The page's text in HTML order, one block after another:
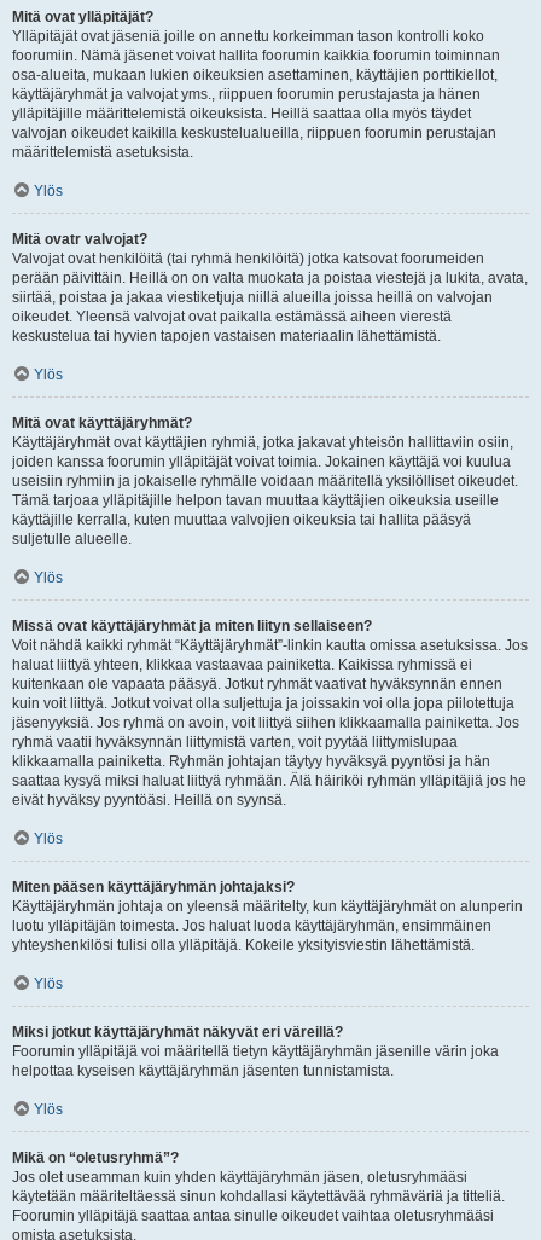
Mitä ovat ylläpitäjät?
Ylläpitäjät ovat jäseniä joille on annettu korkeimman tason kontrolli koko
foorumiin. Nämä jäsenet voivat hallita foorumin kaikkia foorumin toiminnan
osa-alueita, mukaan lukien oikeuksien asettaminen, käyttäjien porttikiellot,
käyttäjäryhmät ja valvojat yms., riippuen foorumin perustajasta ja hänen
ylläpitäjille määrittelemistä oikeuksista. Heillä saattaa olla myös täydet
valvojan oikeudet kaikilla keskustelualueilla, riippuen foorumin perustajan
määrittelemistä asetuksista.
Ylös
Mitä ovatr valvojat?
Valvojat ovat henkilöitä (tai ryhmä henkilöitä) jotka katsovat foorumeiden
perään päivittäin. Heillä on on valta muokata ja poistaa viestejä ja lukita, avata,
siirtää, poistaa ja jakaa viestiketjuja niillä alueilla joissa heillä on valvojan
oikeudet. Yleensä valvojat ovat paikalla estämässä aiheen vierestä
keskustelua tai hyvien tapojen vastaisen materiaalin lähettämistä.
Ylös
Mitä ovat käyttäjäryhmät?
Käyttäjäryhmät ovat käyttäjien ryhmiä, jotka jakavat yhteisön hallittaviin osiin,
joiden kanssa foorumin ylläpitäjät voivat toimia. Jokainen käyttäjä voi kuulua
useisiin ryhmiin ja jokaiselle ryhmälle voidaan määritellä yksilölliset oikeudet.
Tämä tarjoaa ylläpitäjille helpon tavan muuttaa käyttäjien oikeuksia useille
käyttäjille kerralla, kuten muuttaa valvojien oikeuksia tai hallita pääsyä
suljetulle alueelle.
Ylös
Missä ovat käyttäjäryhmät ja miten liityn sellaiseen?
Voit nähdä kaikki ryhmät “Käyttäjäryhmät”-linkin kautta omissa asetuksissa. Jos
haluat liittyä yhteen, klikkaa vastaavaa painiketta. Kaikissa ryhmissä ei
kuitenkaan ole vapaata pääsyä. Jotkut ryhmät vaativat hyväksynnän ennen
kuin voit liittyä. Jotkut voivat olla suljettuja ja joissakin voi olla jopa piilotettuja
jäsenyyksiä. Jos ryhmä on avoin, voit liittyä siihen klikkaamalla painiketta. Jos
ryhmä vaatii hyväksynnän liittymistä varten, voit pyytää liittymislupaa
klikkaamalla painiketta. Ryhmän johtajan täytyy hyväksyä pyyntösi ja hän
saattaa kysyä miksi haluat liittyä ryhmään. Älä häiriköi ryhmän ylläpitäjiä jos he
eivät hyväksy pyyntöäsi. Heillä on syynsä.
Ylös
Miten pääsen käyttäjäryhmän johtajaksi?
Käyttäjäryhmän johtaja on yleensä määritelty, kun käyttäjäryhmät on alunperin
luotu ylläpitäjän toimesta. Jos haluat luoda käyttäjäryhmän, ensimmäinen
yhteyshenkilösi tulisi olla ylläpitäjä. Kokeile yksityisviestin lähettämistä.
Ylös
Miksi jotkut käyttäjäryhmät näkyvät eri väreillä?
Foorumin ylläpitäjä voi määritellä tietyn käyttäjäryhmän jäsenille värin joka
helpottaa kyseisen käyttäjäryhmän jäsenten tunnistamista.
Ylös
Mikä on “oletusryhmä”?
Jos olet useamman kuin yhden käyttäjäryhmän jäsen, oletusryhmääsi
käytetään määriteltäessä sinun kohdallasi käytettävää ryhmäväriä ja titteliä.
Foorumin ylläpitäjä saattaa antaa sinulle oikeudet vaihtaa oletusryhmääsi
omista asetuksista.